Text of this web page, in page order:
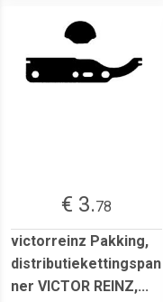
€ 3.78
victorreinz Pakking,
distributiekettingspan
ner VICTOR REINZ,...